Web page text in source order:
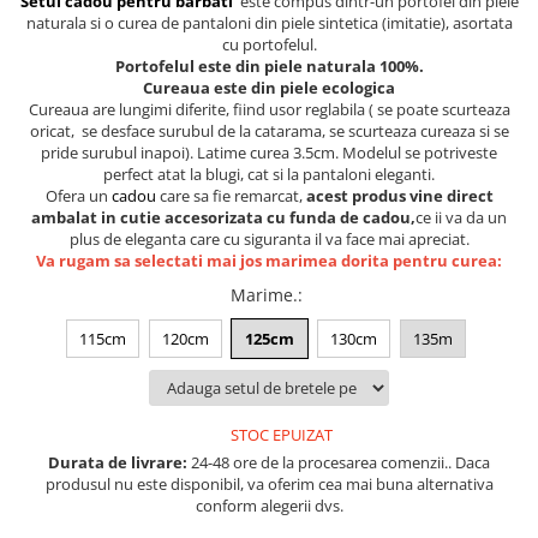
Lenjerii de pat pentru copii
Pijamale de CRACIUN
Pijamale de dama
Pijamale de barbati
Halate si capoate
Pijamale
WINTER Collection
Incaltaminte
Seturi elegante femei
Pijamale BIG SIZE femei
Cadouri ocazii speciale
naturala si o curea de pantaloni din piele sintetica (imitatie), asortata
cu portofelul.
Portofelul este din piele naturala 100%.
Cureaua este din piele ecologica
Cureaua are lungimi diferite, fiind usor reglabila ( se poate scurteaza
oricat, se desface surubul de la catarama, se scurteaza cureaza si se
pride surubul inapoi). Latime curea 3.5cm. Modelul se potriveste
perfect atat la blugi, cat si la pantaloni eleganti.
Ofera un cadou care sa fie remarcat,acest produs vine direct
ambalat in cutie accesorizata cu funda de cadou,ce ii va da un
plus de eleganta care cu siguranta il va face mai apreciat.
Va rugam sa selectati mai jos marimea dorita pentru curea:
Marime.:
115cm 120cm 125cm 130cm 135m
STOC EPUIZAT
Durata de livrare: 24-48 ore de la procesarea comenzii.. Daca
produsul nu este disponibil, va oferim cea mai buna alternativa
conform alegerii dvs.